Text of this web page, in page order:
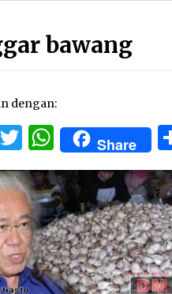
bawang
dengan:
TwitterShare